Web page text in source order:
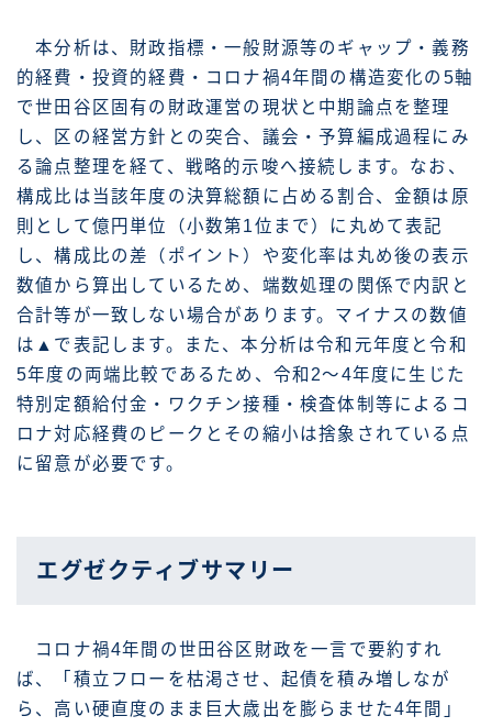
本分析は、財政指標・一般財源等のギャップ・義務
的経費・投資的経費・コロナ禍4年間の構造変化の5軸
で世田谷区固有の財政運営の現状と中期論点を整理
し、区の経営方針との突合、議会・予算編成過程にみ
る論点整理を経て、戦略的示唆へ接続します。なお、
構成比は当該年度の決算総額に占める割合、金額は原
則として億円単位（小数第1位まで）に丸めて表記
し、構成比の差（ポイント）や変化率は丸め後の表示
数値から算出しているため、端数処理の関係で内訳と
合計等が一致しない場合があります。マイナスの数値
は▲で表記します。また、本分析は令和元年度と令和
5年度の両端比較であるため、令和2〜4年度に生じた
特別定額給付金・ワクチン接種・検査体制等によるコ
ロナ対応経費のピークとその縮小は捨象されている点
に留意が必要です。
エグゼクティブサマリー
コロナ禍4年間の世田谷区財政を一言で要約すれ
ば、「積立フローを枯渇させ、起債を積み増しなが
ら、高い硬直度のまま巨大歳出を膨らませた4年間」